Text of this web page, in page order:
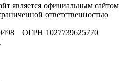
является официальным сайтом
ответственностью
ОГРН 1027739625770